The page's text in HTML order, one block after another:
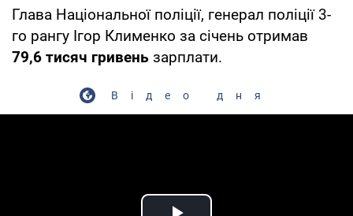
Глава Національної поліції, генерал поліції 3-
го рангу Ігор Клименко за січень отримав
79,6 тисяч гривень зарплати.
Відео дня